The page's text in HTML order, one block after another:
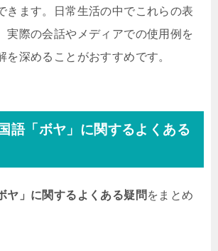
きます。日常生活の中でこれらの表
実際の会話やメディアでの使用例を
を深めることがおすすめです。
語「ボヤ」に関するよくある
ヤ」に関するよくある疑問 をまとめ